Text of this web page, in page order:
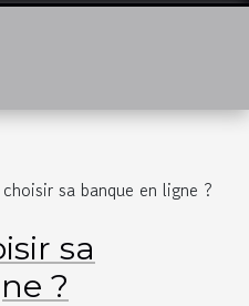
sa banque en ligne ?
sa
?